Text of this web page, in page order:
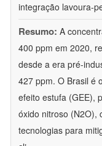
integração lavoura-
Resumo: A
400 ppm em 2020,
desde a era pré-
427 ppm. O Brasil é
efeito estufa (GEE),
óxido nitroso (N2O),
tecnologias para